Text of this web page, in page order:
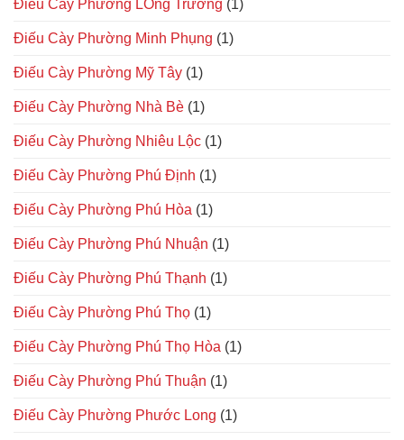
Điếu Cày Phường LOng Trường (1)
Điếu Cày Phường Minh Phụng (1)
Điếu Cày Phường Mỹ Tây (1)
Điếu Cày Phường Nhà Bè (1)
Điếu Cày Phường Nhiêu Lộc (1)
Điếu Cày Phường Phú Định (1)
Điếu Cày Phường Phú Hòa (1)
Điếu Cày Phường Phú Nhuận (1)
Điếu Cày Phường Phú Thạnh (1)
Điếu Cày Phường Phú Thọ (1)
Điếu Cày Phường Phú Thọ Hòa (1)
Điếu Cày Phường Phú Thuận (1)
Điếu Cày Phường Phước Long (1)